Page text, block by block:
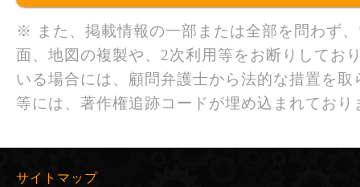
※ また、掲載情報の一部または全部を問わず
面、地図の複製や、2次利用等をお断りしてお
いる場合には、顧問弁護士から法的な措置を
等には、著作権追跡コードが埋め込まれており
サイトマップ